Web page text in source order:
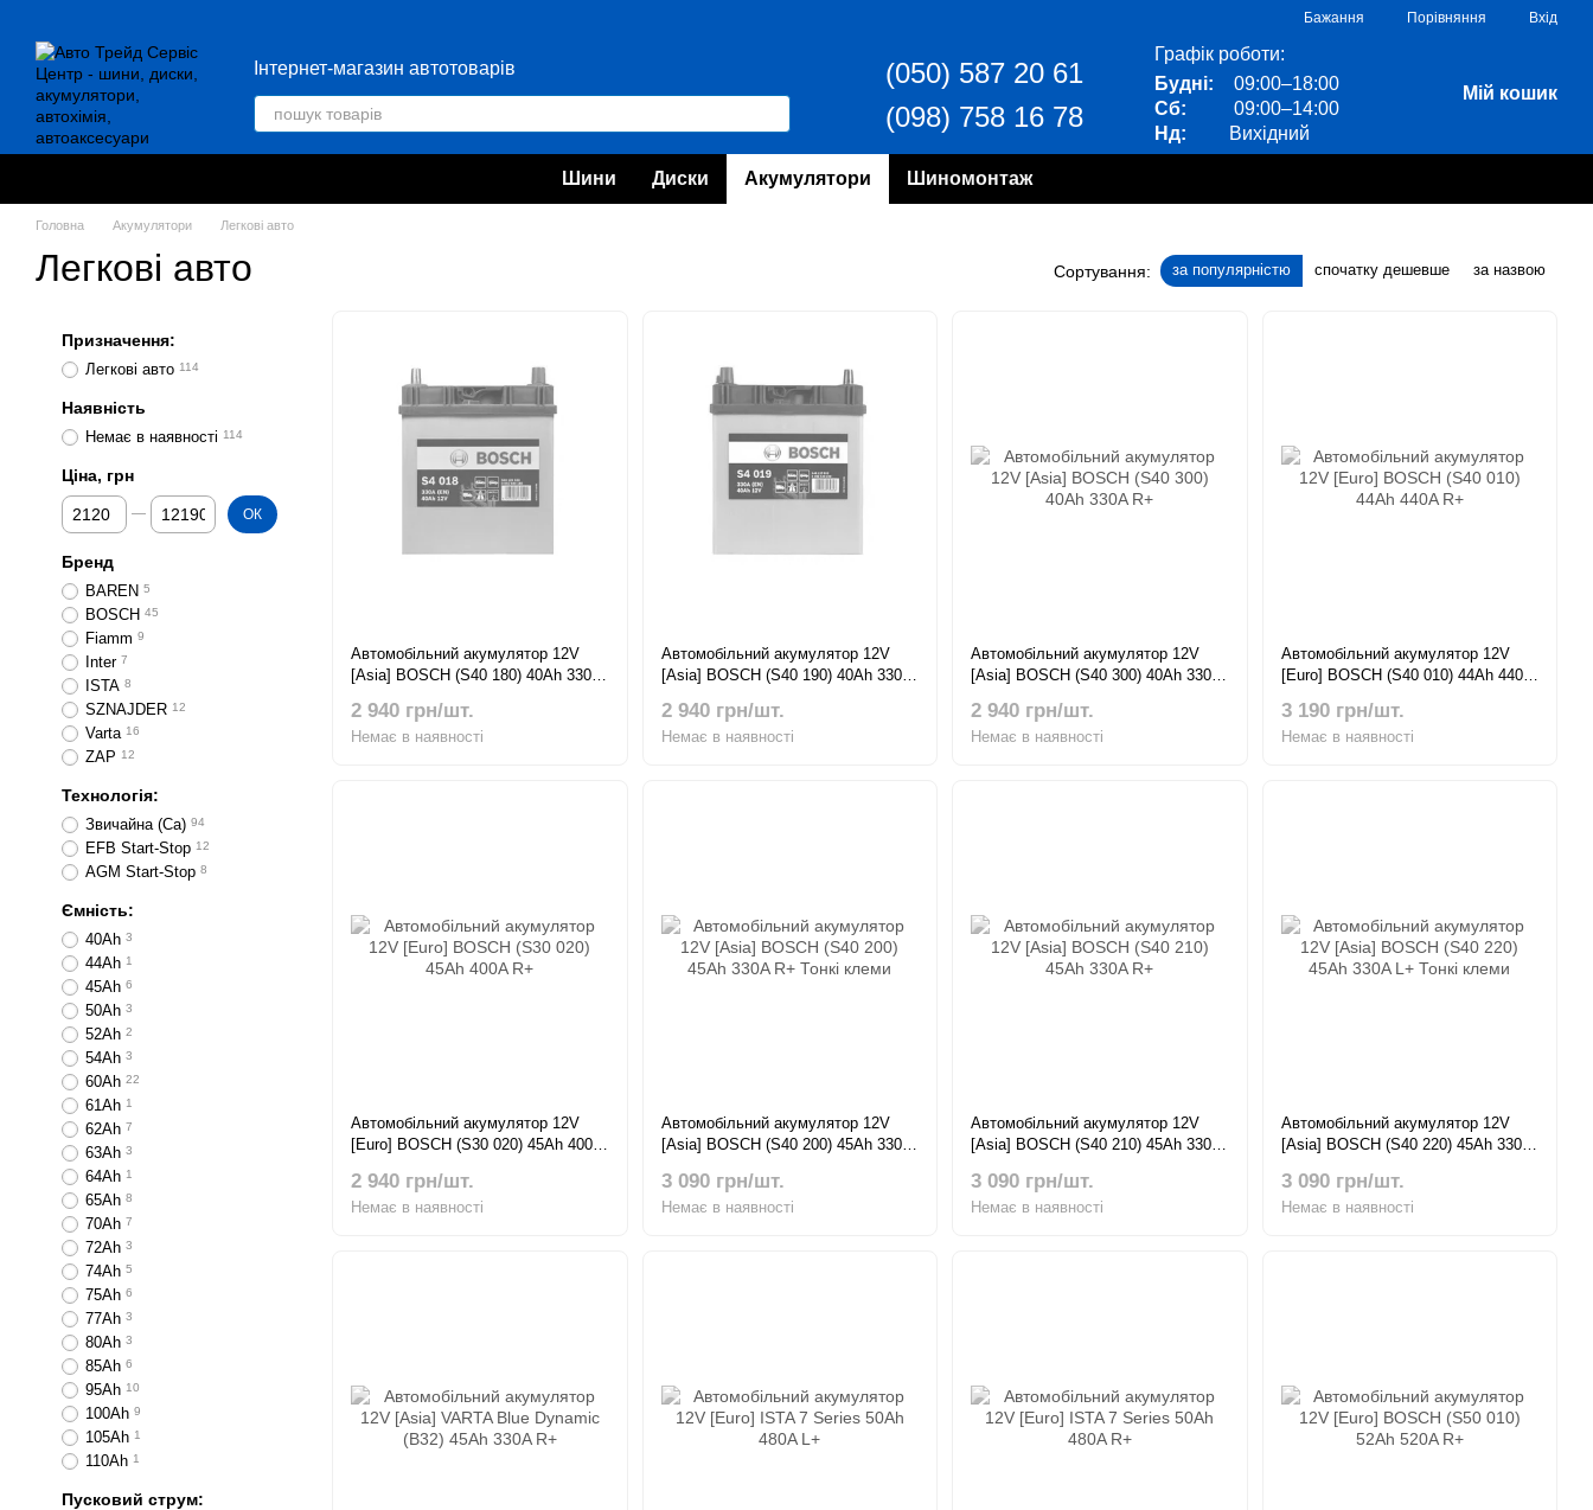
Бажання Порівняння Вхід
Інтернет-магазин автотоварів
(050) 587 20 61
(098) 758 16 78
Графік роботи:
Будні:
09:00–18:00
Сб:
09:00–14:00
Нд:
Вихідний
Мій кошик
Шини Диски Акумулятори Шиномонтаж
Головна Акумулятори Легкові авто
Легкові авто Сортування: за популярністю спочатку дешевше за назвою
Автомобільний акумулятор 12V
[Asia] BOSCH (S40 180) 40Ah 330A
2 940 грн/шт.
Немає в наявності
Автомобільний акумулятор 12V
[Asia] BOSCH (S40 190) 40Ah 330A
2 940 грн/шт.
Немає в наявності
Автомобільний акумулятор 12V
[Asia] BOSCH (S40 300) 40Ah 330A
2 940 грн/шт.
Немає в наявності
Автомобільний акумулятор 12V
[Euro] BOSCH (S40 010) 44Ah 440A
3 190 грн/шт.
Немає в наявності
Автомобільний акумулятор 12V
[Euro] BOSCH (S30 020) 45Ah 400A
2 940 грн/шт.
Немає в наявності
Автомобільний акумулятор 12V
[Asia] BOSCH (S40 200) 45Ah 330A
3 090 грн/шт.
Немає в наявності
Автомобільний акумулятор 12V
[Asia] BOSCH (S40 210) 45Ah 330A
3 090 грн/шт.
Немає в наявності
Автомобільний акумулятор 12V
[Asia] BOSCH (S40 220) 45Ah 330A
3 090 грн/шт.
Немає в наявності
Призначення:
Легкові авто 114
Наявність
Немає в наявності 114
Ціна, грн
Від Ціна, грн
До Ціна, грн ОК
Бренд
BAREN 5
BOSCH 45
Fiamm 9
Inter 7
ISTA 8
SZNAJDER 12
Varta 16
ZAP 12
Технологія:
Звичайна (Ca) 94
EFB Start-Stop 12
AGM Start-Stop 8
Ємність:
40Ah 3
44Ah 1
45Ah 6
50Ah 3
52Ah 2
54Ah 3
60Ah 22
61Ah 1
62Ah 7
63Ah 3
64Ah 1
65Ah 8
70Ah 7
72Ah 3
74Ah 5
75Ah 6
77Ah 3
80Ah 3
85Ah 6
95Ah 10
100Ah 9
105Ah 1
110Ah 1
Пусковий струм: